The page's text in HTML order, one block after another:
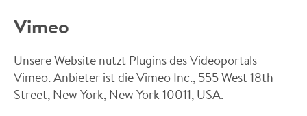
Vimeo
Unsere Website nutzt Plugins des Videoportals
Vimeo. Anbieter ist die Vimeo Inc., 555 West 18th
Street, New York, New York 10011, USA.